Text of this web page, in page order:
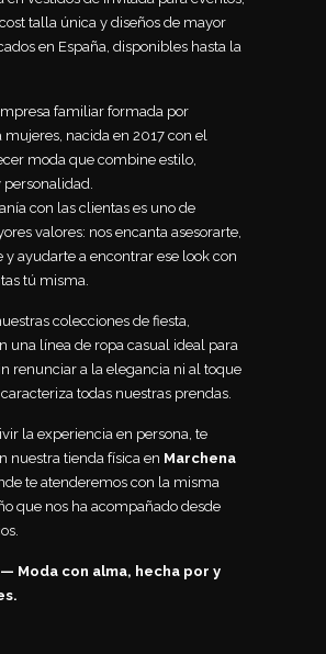
talla única y diseños de mayor
en España, disponibles hasta la
familiar formada por
mujeres, nacida en 2017 con el
moda que combine estilo,
con las clientas es uno de
valores: nos encanta asesorarte,
y ayudarte a encontrar ese look con
tú misma.
colecciones de fiesta,
una línea de ropa casual ideal para
renunciar a la elegancia ni al toque
todas nuestras prendas.
la experiencia en persona, te
nuestra tienda física en Marchena
te atenderemos con la misma
que nos ha acompañado desde
Moda con alma, hecha por y